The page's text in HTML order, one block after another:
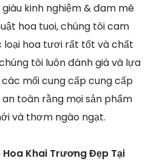
kinh nghiệm & đam mê
hoa tuoi, chúng tôi cam
loại hoa tươi rất tốt và chất
tôi luôn đánh giá và lựa
mối cung cấp cung cấp
toàn rằng mọi sản phẩm
và thơm ngào ngạt.
Khai Trương Đẹp Tại